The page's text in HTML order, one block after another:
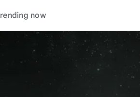
now